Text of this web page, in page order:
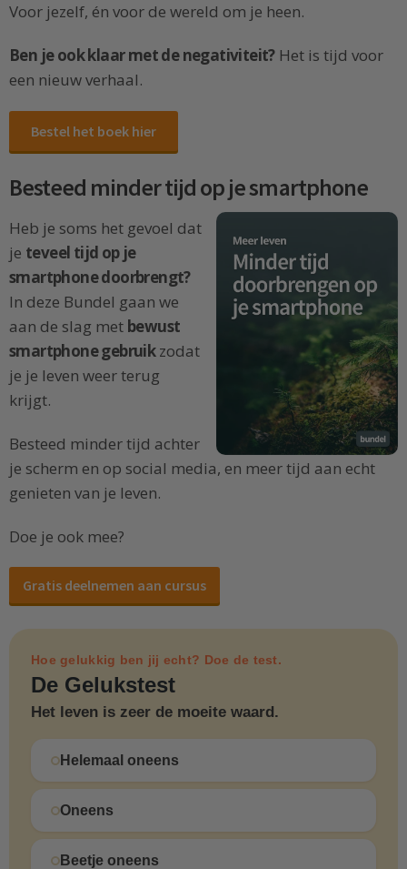
Voor jezelf, én voor de wereld om je heen.
Ben je ook klaar met de negativiteit?Het is tijd voor
een nieuw verhaal.
Bestel het boek hier
Besteed minder tijd op je smartphone
Heb je soms het gevoel dat
je teveel tijd op je
smartphone doorbrengt?
In deze Bundel gaan we
aan de slag met bewust
smartphone gebruikzodat
je je leven weer terug
krijgt.
Besteed minder tijd achter
je scherm en op social media, en meer tijd aan echt
genieten van je leven.
Doe je ook mee?
Gratis deelnemen aan cursus
Hoe gelukkig ben jij echt? Doe de test.
De Gelukstest
Het leven is zeer de moeite waard.
Helemaal oneens
Oneens
Beetje oneens